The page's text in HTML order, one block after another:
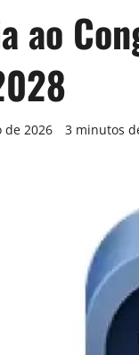
ao
de 2026 3 minutos